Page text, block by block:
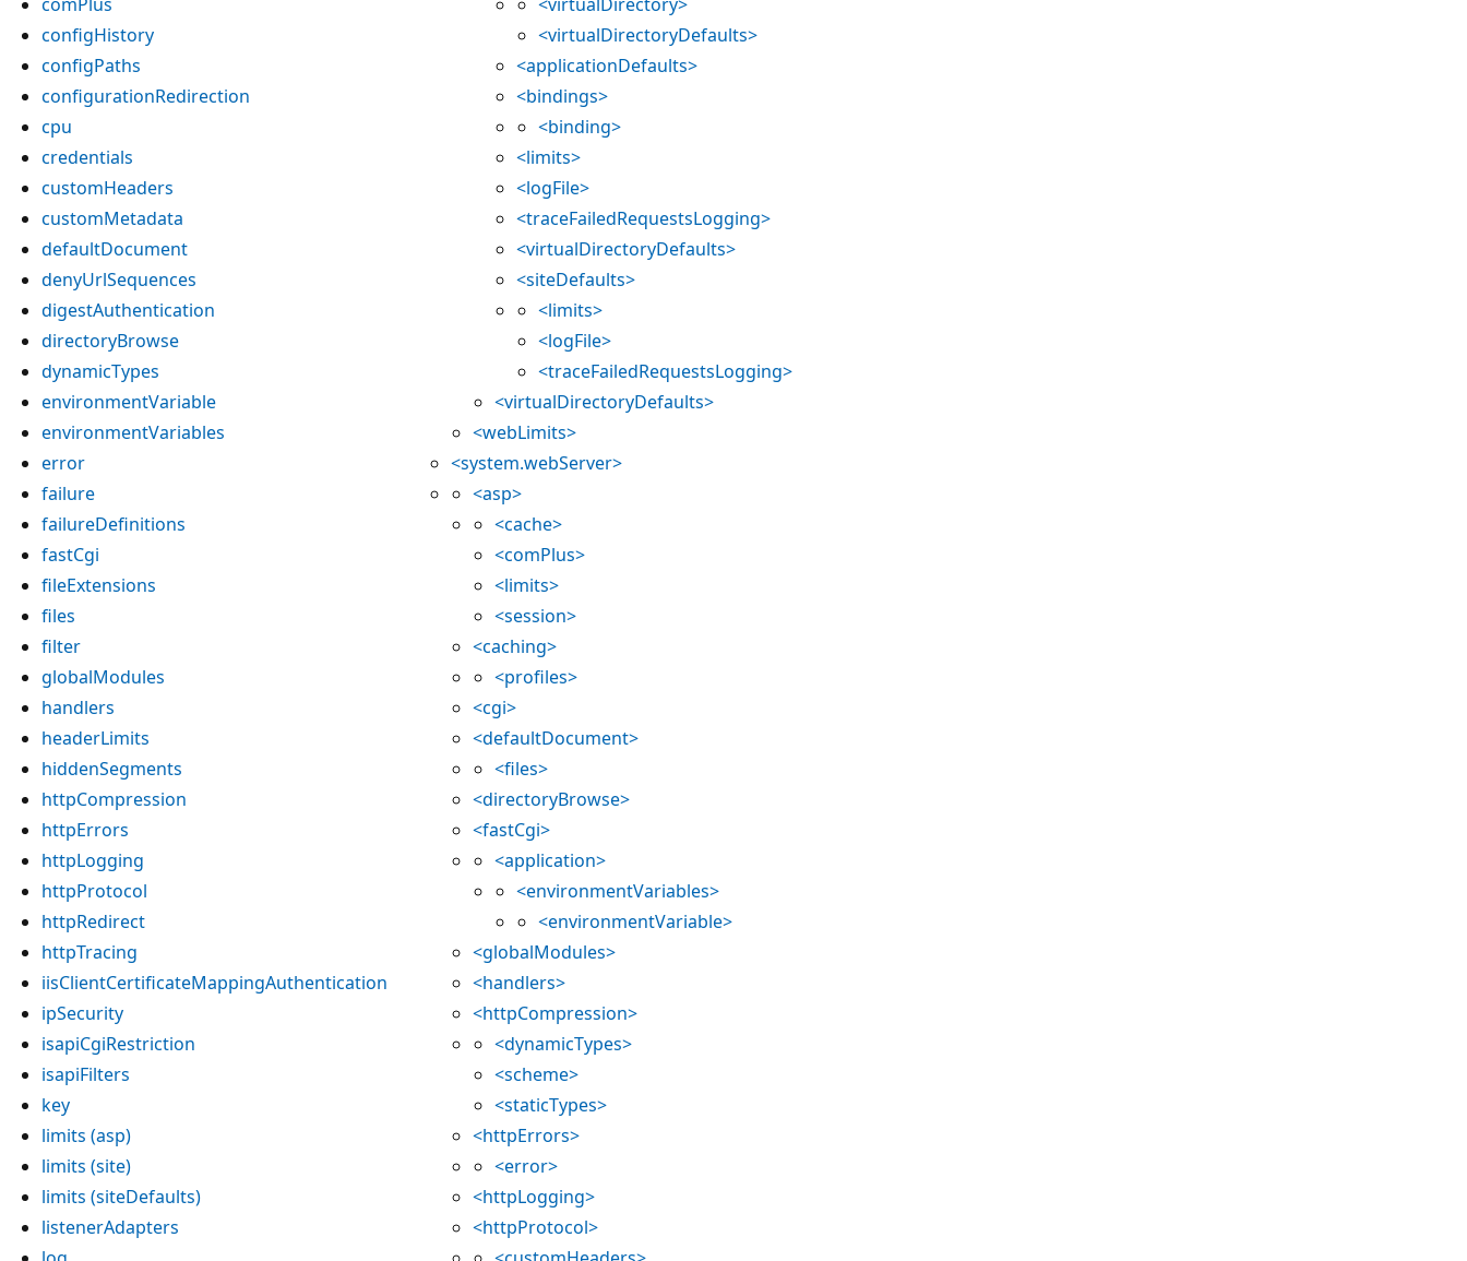
configHistory
configPaths
configurationRedirection
cpu
credentials
customHeaders
customMetadata
defaultDocument
denyUrlSequences
digestAuthentication
directoryBrowse
dynamicTypes
environmentVariable
environmentVariables
error
failure
failureDefinitions
fastCgi
fileExtensions
files
filter
globalModules
handlers
headerLimits
hiddenSegments
httpCompression
httpErrors
httpLogging
httpProtocol
httpRedirect
httpTracing
iisClientCertificateMappingAuthentication
ipSecurity
isapiCgiRestriction
isapiFilters
key
limits (asp)
limits (site)
limits (siteDefaults)
listenerAdapters
<virtualDirectoryDefaults>
<applicationDefaults>
<bindings>
<binding>
<limits>
<logFile>
<traceFailedRequestsLogging>
<virtualDirectoryDefaults>
<siteDefaults>
<limits>
<logFile>
<traceFailedRequestsLogging>
<virtualDirectoryDefaults>
<webLimits>
<system.webServer>
<asp>
<cache>
<comPlus>
<limits>
<session>
<caching>
<profiles>
<cgi>
<defaultDocument>
<files>
<directoryBrowse>
<fastCgi>
<application>
<environmentVariables>
<environmentVariable>
<globalModules>
<handlers>
<httpCompression>
<dynamicTypes>
<scheme>
<staticTypes>
<httpErrors>
<error>
<httpLogging>
<httpProtocol>